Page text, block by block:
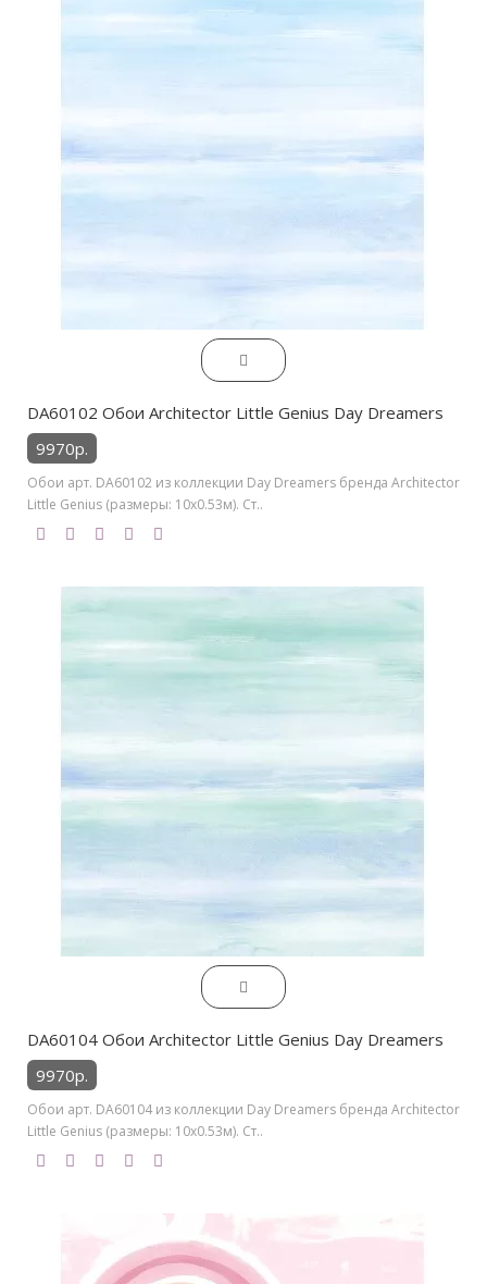
DA60102 Обои Architector Little Genius Day Dreamers
9970р.
Обои арт. DA60102 из коллекции Day Dreamers бренда Architector
Little Genius (размеры: 10х0.53м). Ст..
DA60104 Обои Architector Little Genius Day Dreamers
9970р.
Обои арт. DA60104 из коллекции Day Dreamers бренда Architector
Little Genius (размеры: 10х0.53м). Ст..